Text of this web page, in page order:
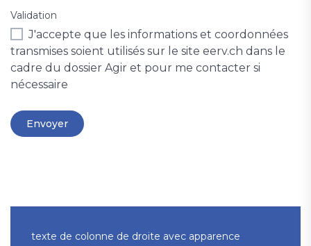
Validation
J'accepte que les informations et coordonnées
transmises soient utilisés sur le site eerv.ch dans le
cadre du dossier Agir et pour me contacter si
nécessaire
texte de colonne de droite avec apparence